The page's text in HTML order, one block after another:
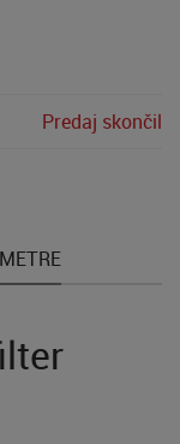
Predaj skončil